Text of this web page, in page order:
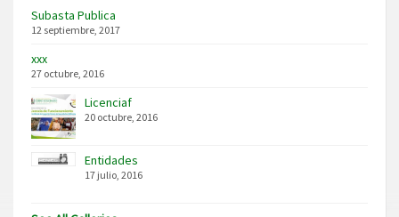
Subasta Publica
12 septiembre, 2017
xxx
27 octubre, 2016
Licenciaf
20 octubre, 2016
Entidades
17 julio, 2016